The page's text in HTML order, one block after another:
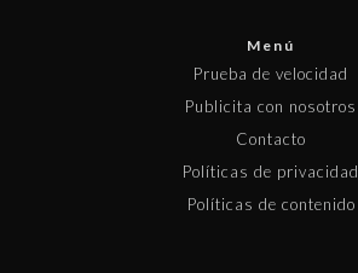
Menú
Prueba de velocidad
Publicita con nosotros
Contacto
Políticas de privacidad
Políticas de contenido